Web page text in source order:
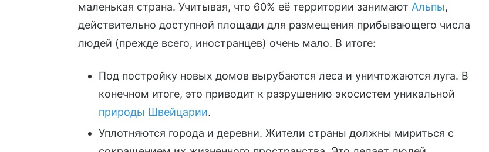
маленькая страна. Учитывая, что 60% её территории занимают Альпы,
действительно доступной площади для размещения прибывающего числа
людей (прежде всего, иностранцев) очень мало. В итоге:
Под постройку новых домов вырубаются леса и уничтожаются луга. В
конечном итоге, это приводит к разрушению экосистем уникальной
природы Швейцарии.
Уплотняются города и деревни. Жители страны должны мириться с